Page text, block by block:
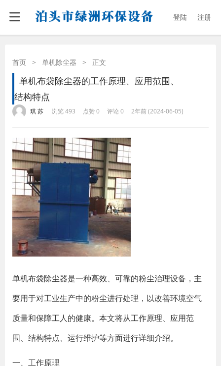
登陆 注册
首页 > 单机除尘器 > 正文
单机布袋除尘器的工作原理、应用范围、
结构特点
琪 苏 浏览 493 点赞 0 评论 0 2年前 (2024-06-05)
单机布袋除尘器是一种高效、可靠的粉尘治理设备，主
要用于对工业生产中的粉尘进行处理，以改善环境空气
质量和保障工人的健康。本文将从工作原理、应用范
围、结构特点、运行维护等方面进行详细介绍。
一、工作原理